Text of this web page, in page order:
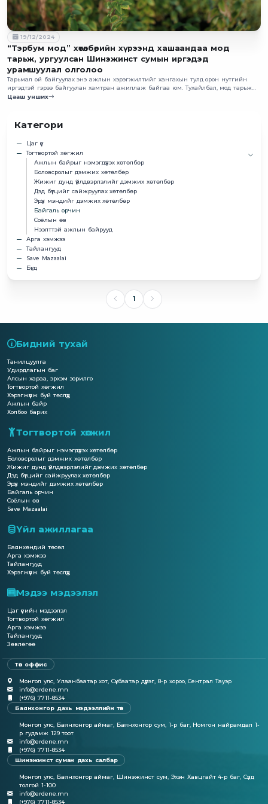
19/12/2024
“Тэрбум мод” хөтөлбөрийн хүрээнд хашаандаа мод
тарьж, ургуулсан Шинэжинст сумын иргэдэд
урамшуулал олголоо
Тарьмал ой байгуулах энэ ажлын хэрэгжилтийг хангахын тулд орон нутгийн
иргэдтэй гэрээ байгуулан хамтран ажиллаж байгаа юм. Тухайлбал, мод тарьж
ургуулсан иргэдэд урамшуулал олгох хөтөлбөрийг хэрэгжүүлж байна.Тэгвэл энэ
Цааш унших
Категори
Цаг үе
Тогтвортой хөгжил
Ажлын байрыг нэмэгдүүлэх хөтөлбөр
Боловсролыг дэмжих хөтөлбөр
Жижиг дунд үйлдвэрлэлийг дэмжих хөтөлбөр
Дэд бүтцийг сайжруулах хөтөлбөр
Эрүүл мэндийг дэмжих хөтөлбөр
Байгаль орчин
Соёлын өв
Нээлттэй ажлын байрууд
Арга хэмжээ
Тайлангууд
Save Mazaalai
Бүгд
1
Бидний тухай
Танилцуулга
Удирдлагын баг
Алсын хараа, эрхэм зорилго
Тогтвортой хөгжил
Хэрэгжүүлж буй төслүүд
Ажлын байр
Холбоо барих
Тогтвортой хөгжил
Ажлын байрыг нэмэгдүүлэх хөтөлбөр
Боловсролыг дэмжих хөтөлбөр
Жижиг дунд үйлдвэрлэлийг дэмжих хөтөлбөр
Дэд бүтцийг сайжруулах хөтөлбөр
Эрүүл мэндийг дэмжих хөтөлбөр
Байгаль орчин
Соёлын өв
Save Mazaalai
Үйл ажиллагаа
Баянхөндий төсөл
Арга хэмжээ
Тайлангууд
Хэрэгжүүлж буй төслүүд
Мэдээ мэдээлэл
Цаг үеийн мэдээлэл
Тогтвортой хөгжил
Арга хэмжээ
Тайлангууд
Зөвлөгөө
Төв оффис
Монгол улс, Улаанбаатар хот, Сүхбаатар дүүрэг, 8-р хороо, Сентрал Тауэр
info@erdene.mn
(+976) 7711-8534
Баянхонгор дахь мэдээллийн төв
Монгол улс, Баянхонгор аймаг, Баянхонгор сум, 1-р баг, Номгон найрамдал 1-
р гудамж 129 тоот
info@erdene.mn
(+976) 7711-8534
Шинэжинст суман дахь салбар
Монгол улс, Баянхонгор аймаг, Шинэжинст сум, Эхэн Хавцгайт 4-р баг, Сүлд
толгой 1-100
info@erdene.mn
(+976) 7711-8534